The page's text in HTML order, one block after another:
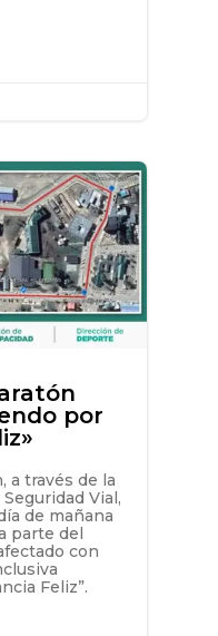
por
a través de la
Vial,
de mañana
parte del
con
Feliz”.